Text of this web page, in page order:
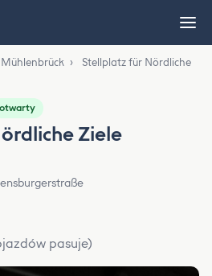
›
Stellplatz für Nördliche
otwarty
Ziele
pasuje)